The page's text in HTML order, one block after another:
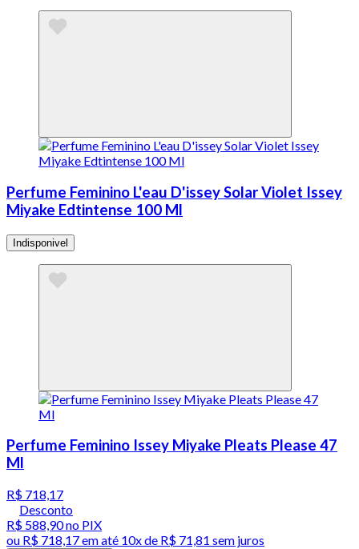
Perfume Feminino L'eau D'issey Solar Violet Issey
Miyake Edtintense 100 Ml
Indisponivel
Perfume Feminino Issey Miyake Pleats Please 47
Ml
R$ 718,17
Desconto
R$ 588,90no PIX
ou R$ 718,17em até 10x de R$ 71,81 sem juros